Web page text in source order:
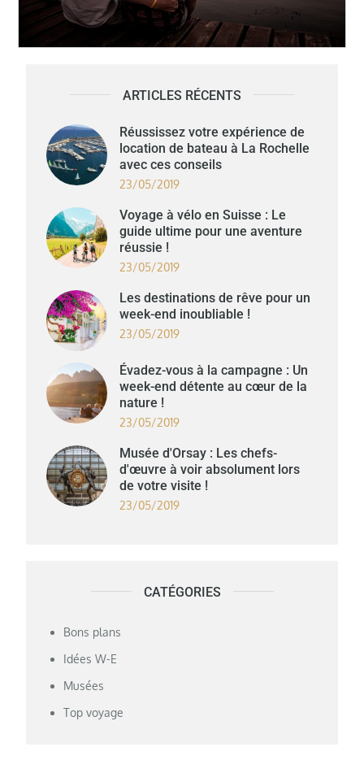
ARTICLES RÉCENTS
Réussissez votre expérience de
location de bateau à La Rochelle
avec ces conseils
23/05/2019
Voyage à vélo en Suisse : Le
guide ultime pour une aventure
réussie !
23/05/2019
Les destinations de rêve pour un
week-end inoubliable !
23/05/2019
Évadez-vous à la campagne : Un
week-end détente au cœur de la
nature !
23/05/2019
Musée d'Orsay : Les chefs-
d'œuvre à voir absolument lors
de votre visite !
23/05/2019
CATÉGORIES
Bons plans
Idées W-E
Musées
Top voyage